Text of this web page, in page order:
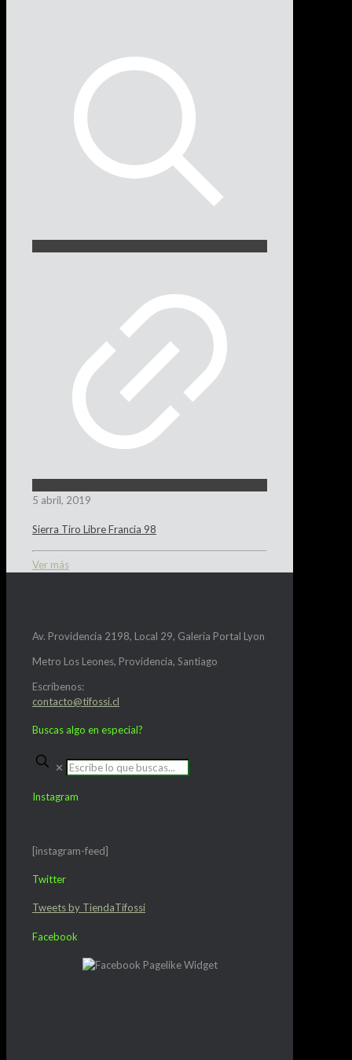
5 abril, 2019
Sierra Tiro Libre Francia 98
Ver más
Av. Providencia 2198, Local 29, Galería Portal Lyon
Metro Los Leones, Providencia, Santiago
Escríbenos:
contacto@tifossi.cl
Buscas algo en especial?
✕
Instagram
[instagram-feed]
Twitter
Tweets by TiendaTifossi
Facebook